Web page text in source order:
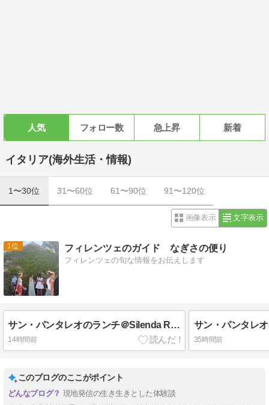
人気 フォロー数 急上昇 新着
イタリア(海外生活・情報)
1〜30位 31〜60位 61〜90位 91〜120位
画像表示 文字表示
1 フィレンツェのガイド なぎさの便り
フィレンツェの旬な情報をお伝えします
サン・パンタレオのランチ＠Silenda Ristorante
14時間前
サン・パンタレ
35時間前
このブログのここがポイント
現地発信の生き生きとした体験談